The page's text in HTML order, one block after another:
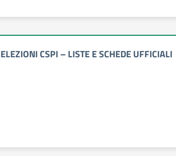
ELEZIONI CSPI – LISTE E SCHEDE UFFICIALI